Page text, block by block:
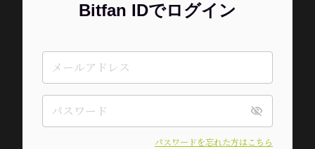
Bitfan IDでログイン
パスワードを忘れた方はこちら